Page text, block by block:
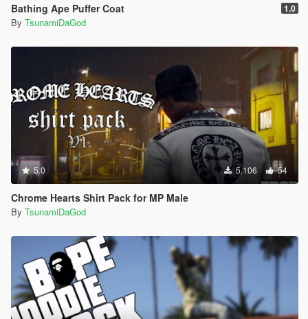
Bathing Ape Puffer Coat 1.0
By TsunamiDaGod
5.0 5.106 54
Chrome Hearts Shirt Pack for MP Male
By TsunamiDaGod